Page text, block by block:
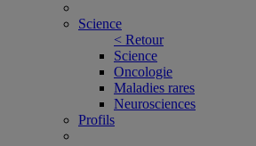
Science
< Retour
Science
Oncologie
Maladies rares
Neurosciences
Profils